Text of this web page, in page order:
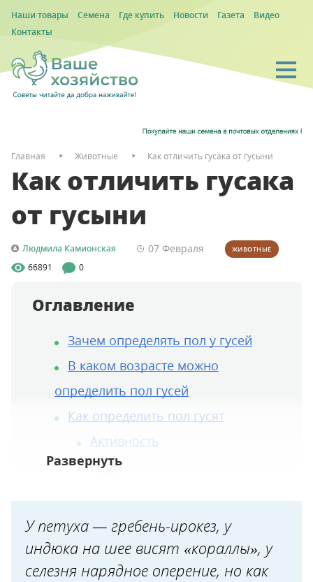
Наши товары Семена Где купить Новости Газета
Видео
Контакты
Главная Животные Как отличить гусака от гусыни
Как отличить гусака
от гусыни
Людмила Камионская 07 Февраля ЖИВОТНЫЕ
66891 0
Оглавление
Зачем определять пол у гусей
В каком возрасте можно
определить пол гусей
Как определить пол гусят
Активность
Игры
Реакция на испуг
«Тарзанка»
Половые признаки
У петуха — гребень-ирокез, у
индюка на шее висят «кораллы», у
селезня нарядное оперение, но как